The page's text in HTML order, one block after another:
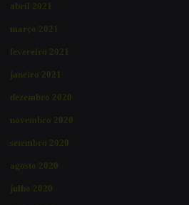
abril 2021
março 2021
fevereiro 2021
janeiro 2021
dezembro 2020
novembro 2020
setembro 2020
agosto 2020
julho 2020